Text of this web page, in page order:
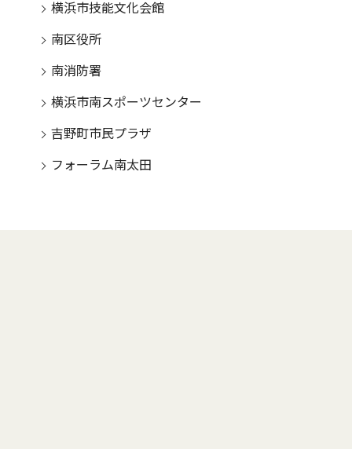
横浜市技能文化会館
南区役所
南消防署
横浜市南スポーツセンター
吉野町市民プラザ
フォーラム南太田